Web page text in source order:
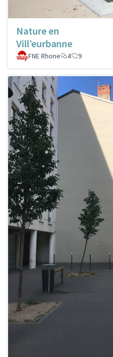
Nature en
Vill’eurbanne
FNE Rhone
4 9